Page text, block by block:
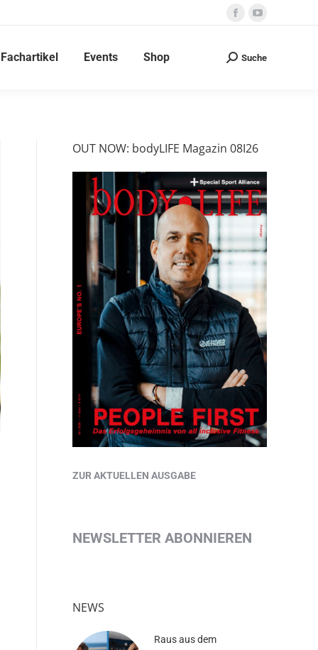
Facebook
opens
YouTube
opens
Fachartikel Events Shop Search:
Suche
OUT NOW: bodyLIFE Magazin 08I26
ZUR AKTUELLEN AUSGABE
NEWSLETTER ABONNIEREN
NEWS
Raus aus dem